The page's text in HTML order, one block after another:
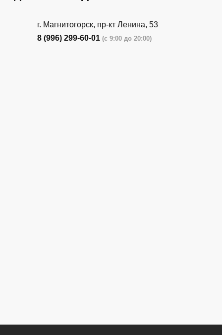
г. Магнитогорск, пр-кт Ленина, 53
8 (996) 299-60-01 (с 9:00 до 20:00)